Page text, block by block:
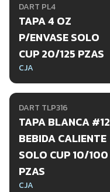
DART PL4
TAPA 4 OZ
P/ENVASE SOLO
CUP 20/125 PZAS
CJA
DART TLP316
TAPA BLANCA #12
BEBIDA CALIENTE
SOLO CUP 10/100
PZAS
CJA